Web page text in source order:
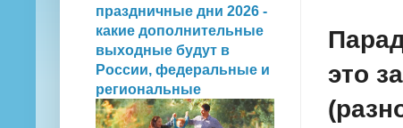
это
праздничные дни 2026 -
какие дополнительные
выходные будут в
России, федеральные и
региональные